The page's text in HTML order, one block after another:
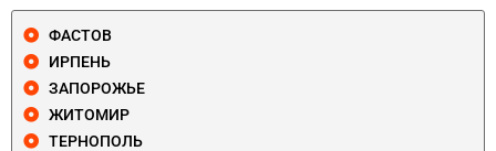
ФАСТОВ
ИРПЕНЬ
ЗАПОРОЖЬЕ
ЖИТОМИР
ТЕРНОПОЛЬ